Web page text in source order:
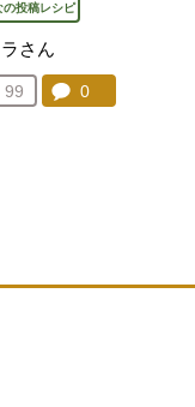
の投稿レシピ
さん
お気に入り登録：
99
人が登録
コメント：
0件。コメント